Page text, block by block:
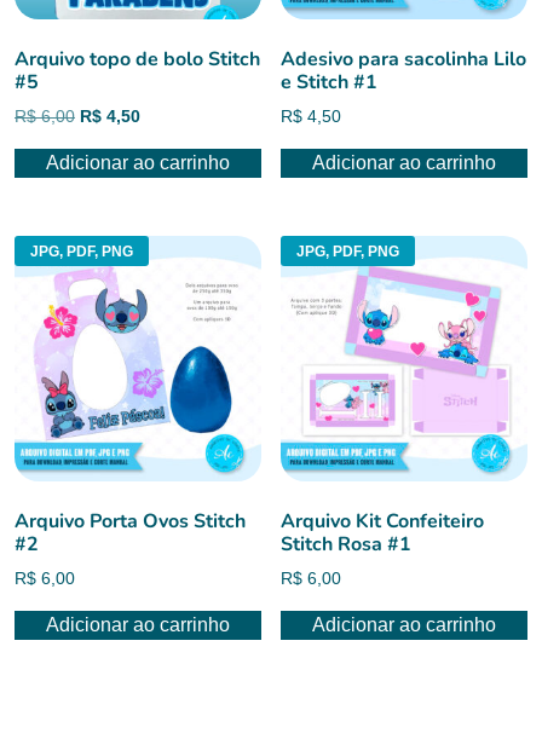
Arquivo topo de bolo Stitch
#5
R$6,00 O
original
R$ 4,50O
atual
Adicionar ao carrinho
Adesivo para sacolinha Lilo
e Stitch #1
R$ 4,50
Adicionar ao carrinho
JPG, PDF, PNG
Arquivo Porta Ovos Stitch
#2
R$ 6,00
Adicionar ao carrinho
JPG, PDF, PNG
Arquivo Kit Confeiteiro
Stitch Rosa #1
R$ 6,00
Adicionar ao carrinho